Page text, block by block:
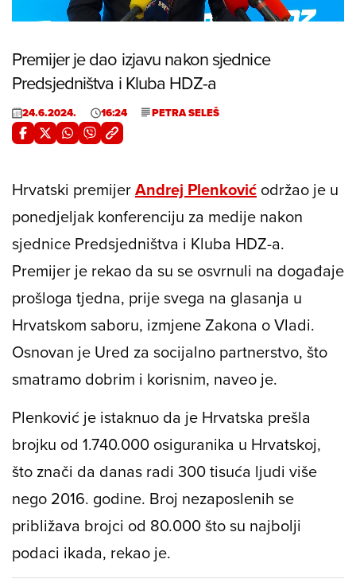
Unmute
3.99%
Premijer je dao izjavu nakon sjednice
Predsjedništva i Kluba HDZ-a
24.6.2024. 16:24 PETRA SELEŠ
Hrvatski premijerAndrej Plenković održao je u
ponedjeljak konferenciju za medije nakon
sjednice Predsjedništva i Kluba HDZ-a.
Premijer je rekao da su se osvrnuli na događaje
prošloga tjedna, prije svega na glasanja u
Hrvatskom saboru, izmjene Zakona o Vladi.
Osnovan je Ured za socijalno partnerstvo, što
smatramo dobrim i korisnim, naveo je.
Plenković je istaknuo da je Hrvatska prešla
brojku od 1.740.000 osiguranika u Hrvatskoj,
što znači da danas radi 300 tisuća ljudi više
nego 2016. godine. Broj nezaposlenih se
približava brojci od 80.000 što su najbolji
podaci ikada, rekao je.